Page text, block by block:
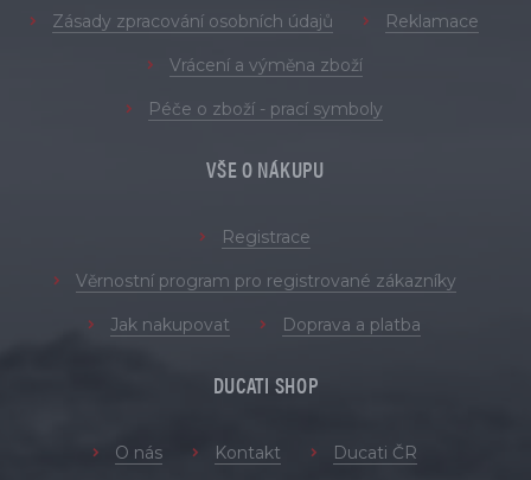
Zásady zpracování osobních údajů Reklamace
Vrácení a výměna zboží
Péče o zboží - prací symboly
VŠE O NÁKUPU
Registrace
Věrnostní program pro registrované zákazníky
Jak nakupovat Doprava a platba
DUCATI SHOP
O nás Kontakt Ducati ČR